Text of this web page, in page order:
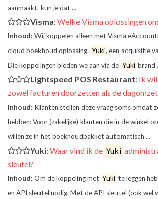
aanmaakt, kun je dat ...
Visma: Welke Visma oplossingen
Inhoud: Wij koppelen alleen met Visma
cloud boekhoud oplossing. Yuki, een acquisitie
Die koppelingen bieden we aan via de Yuki brand
Lightspeed POS Restaurant: Ik
zowel facturen doorzetten als de
Inhoud: Klanten stellen deze vraag soms omdat
hebben: Voor (zakelijke) klanten die in de winkel
willen ze in het boekhoudpakket automatisch ...
Yuki: Waar vind ik de Yuki
sleutel?
Inhoud: Om de koppeling met Yuki te leggen
en API sleutel nodig. Met de API sleutel (ook wel